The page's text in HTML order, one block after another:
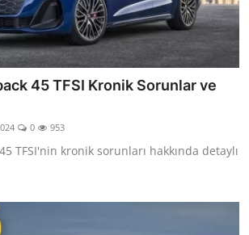
45 TFSI Kronik Sorunlar ve
0 953
TFSI'nin kronik sorunları hakkında detaylı